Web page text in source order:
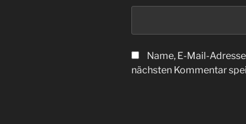
Name, E-Mail-
nächsten Kommentar